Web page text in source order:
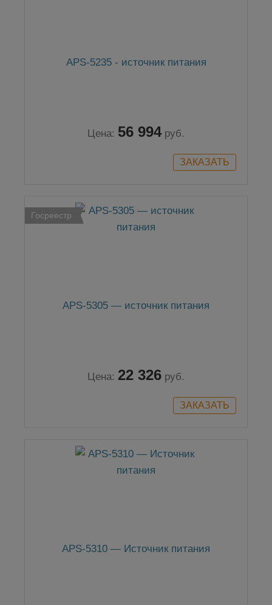
APS-5235 - источник питания
Цена: 56 994 руб.
Госреестр
APS-5305 — источник питания
Цена: 22 326 руб.
APS-5310 — Источник питания